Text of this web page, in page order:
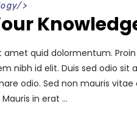
/>
amet quid dolormentum.
nibh id elit. Duis sed odio
odio. Sed non mauris
in erat